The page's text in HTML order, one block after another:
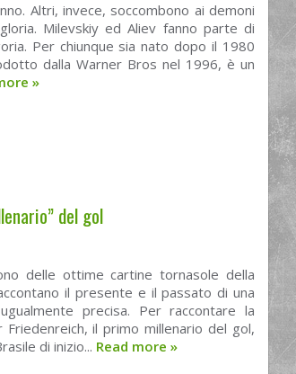
Altri, invece, soccombono ai demoni
Milevskiy ed Aliev fanno parte di
Per chiunque sia nato dopo il 1980
dalla Warner Bros nel 1996, è un
»
del gol
delle ottime cartine tornasole della
il presente e il passato di una
precisa. Per raccontare la
il primo millenario del gol,
di inizio... Read more »